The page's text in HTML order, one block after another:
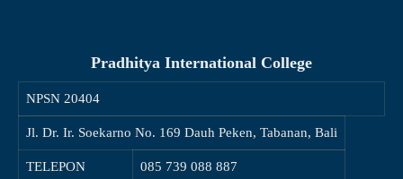
Pradhitya International College
NPSN 20404
Jl. Dr. Ir. Soekarno No. 169 Dauh Peken, Tabanan, Bali
TELEPON 085 739 088 887